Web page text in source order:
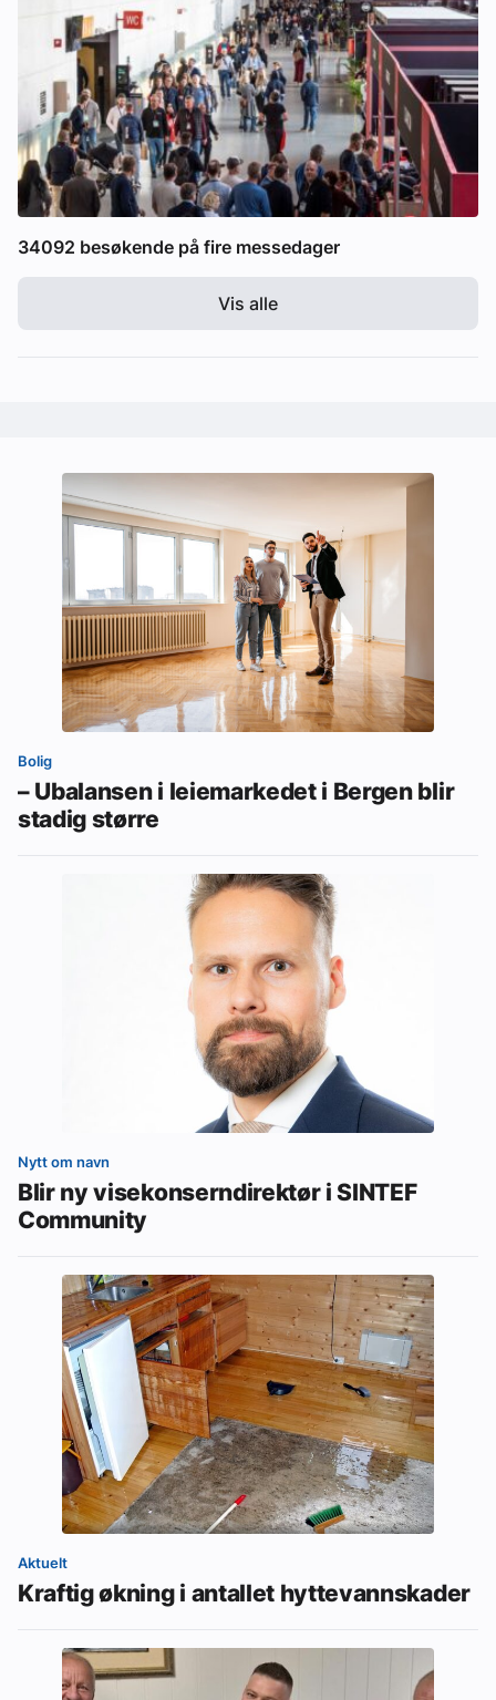
34092 besøkende på fire messedager
Vis alle
Bolig
– Ubalansen i leiemarkedet i Bergen blir
stadig større
Nytt om navn
Blir ny visekonserndirektør i SINTEF
Community
Aktuelt
Kraftig økning i antallet hyttevannskader